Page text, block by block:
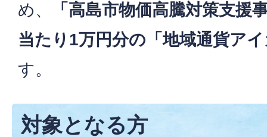
め、
「高島市物価高騰対策支援
当たり1万円分の「地域通貨ア
す。
対象となる方